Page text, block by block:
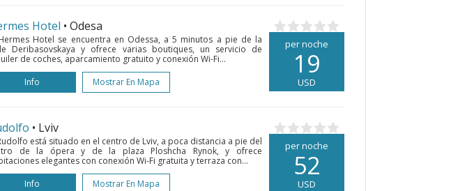
per noche
19
USD
Hotel • Odesa
Hotel se encuentra en Odessa, a 5 minutos a pie de la
Deribasovskaya y ofrece varias boutiques, un servicio de
de coches, aparcamiento gratuito y conexión Wi-Fi...
Info
Mostrar En Mapa
per noche
52
USD
• Lviv
está situado en el centro de Lviv, a poca distancia a pie del
de la ópera y de la plaza Ploshcha Rynok, y ofrece
elegantes con conexión Wi-Fi gratuita y terraza con...
Info
Mostrar En Mapa